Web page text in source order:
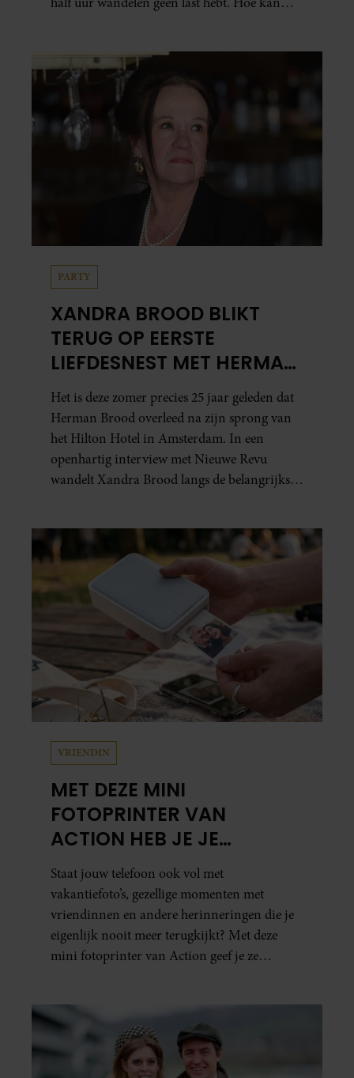
PARTY
XANDRA BROOD BLIKT
TERUG OP EERSTE
LIEFDESNEST MET HERMAN
BROOD: “HIER IS LOLA
GEBOREN”
Het is deze zomer precies 25 jaar geleden dat
Herman Brood overleed na zijn sprong van
het Hilton Hotel in Amsterdam. In een
openhartig interview met Nieuwe Revu
wandelt Xandra Brood langs de belangrijkste
Leidsedwarsstraat roept een stortvloed aan
herinneringen op. Daar begon hun leven
samen en werd dochter Lola geboren.
VRIENDIN
MET DEZE MINI
FOTOPRINTER VAN
ACTION HEB JE JE
FAVORIETE FOTO’S BINNEN
ÉÉN MINUUT IN HANDEN
Staat jouw telefoon ook vol met
vakantiefoto’s, gezellige momenten met
vriendinnen en andere herinneringen die je
eigenlijk nooit meer terugkijkt? Met deze
mini fotoprinter van Action geef je ze
al in handen.